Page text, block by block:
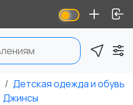
Детская одежда и обувь
Джинсы